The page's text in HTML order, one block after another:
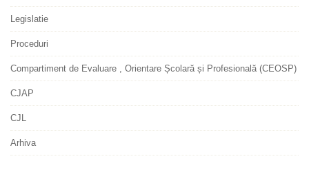
Legislatie
Proceduri
Compartiment de Evaluare , Orientare Școlară și Profesională (CEOSP)
CJAP
CJL
Arhiva